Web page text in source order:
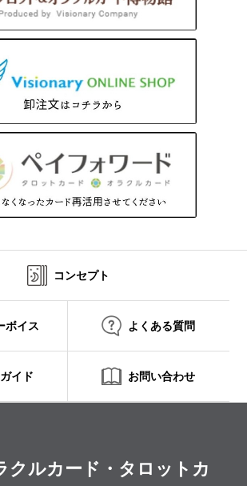
コンセプト
ボイス よくある質問
イド お問い合わせ
クルカード・タロットカ